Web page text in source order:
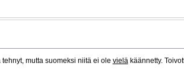
mutta suomeksi niitä ei ole vieläkäännetty.